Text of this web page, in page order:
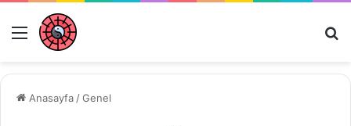
Menü
Anasayfa /Genel